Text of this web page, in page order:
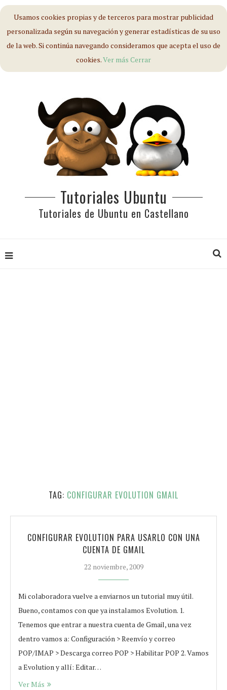
Usamos cookies propias y de terceros para mostrar publicidad
personalizada según su navegación y generar estadísticas de su uso
de la web. Si continúa navegando consideramos que acepta el uso de
cookies.Ver más Cerrar
Tutoriales Ubuntu
Tutoriales de Ubuntu en Castellano
TAG: CONFIGURAR EVOLUTION GMAIL
CONFIGURAR EVOLUTION PARA USARLO CON UNA
CUENTA DE GMAIL
22 noviembre, 2009
Mi colaboradora vuelve a enviarnos un tutorial muy útil.
Bueno, contamos con que ya instalamos Evolution. 1.
Tenemos que entrar a nuestra cuenta de Gmail, una vez
dentro vamos a: Configuración > Reenvío y correo
POP/IMAP > Descarga correo POP > Habilitar POP 2. Vamos
a Evolution y allí: Editar…
Ver Más